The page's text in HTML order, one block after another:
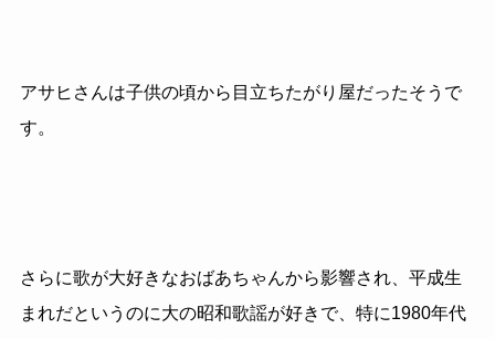
アサヒさんは子供の頃から目立ちたがり屋だったそうで
す。
さらに歌が大好きなおばあちゃんから影響され、平成生
まれだというのに大の昭和歌謡が好きで、特に1980年代